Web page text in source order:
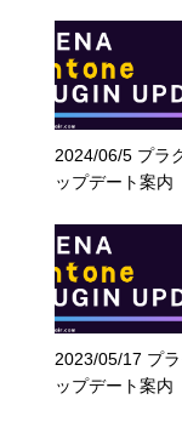
2024/06/5 プラ
ップデート案内
2023/05/17 プ
ップデート案内